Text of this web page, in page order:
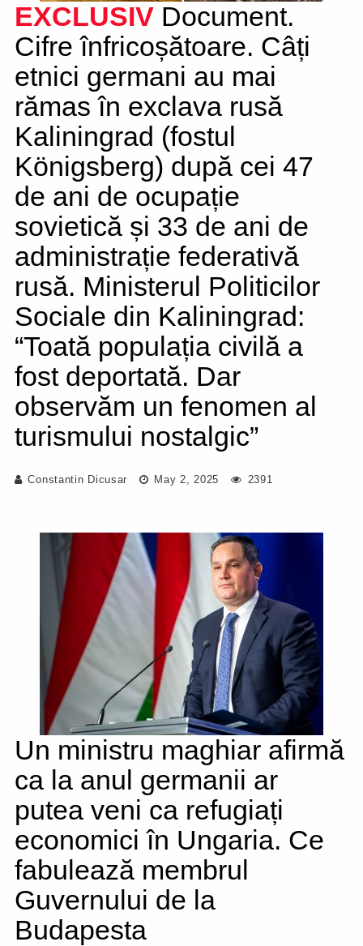
EXCLUSIV Document.
Cifre înfricoșătoare. Câți
etnici germani au mai
rămas în exclava rusă
Kaliningrad (fostul
Königsberg) după cei 47
de ani de ocupație
sovietică și 33 de ani de
administrație federativă
rusă. Ministerul Politicilor
Sociale din Kaliningrad:
“Toată populația civilă a
fost deportată. Dar
observăm un fenomen al
turismului nostalgic”
Constantin Dicusar May 2, 2025 2391
Un ministru maghiar afirmă
ca la anul germanii ar
putea veni ca refugiați
economici în Ungaria. Ce
fabulează membrul
Guvernului de la
Budapesta